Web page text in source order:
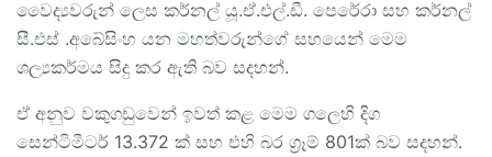
වෛද්‍යවරුන් ලෙස කර්නල් යූ.ඒ.එල්.ඩී. පෙරේරා සහ කර්නල්
සී.එස් .අබේසිංහ යන මහත්වරුන්ගේ සහයෙන් මෙම
ශල්‍යකර්මය සිදු කර ඇති බව සදහන්.
ඒ අනුව වකුගඩුවෙන් ඉවත් කළ මෙම ගලෙහි දිග
සෙන්ටිමීටර් 13.372 ක් සහ එහි බර ග්‍රෑම් 801ක් බව සදහන්.